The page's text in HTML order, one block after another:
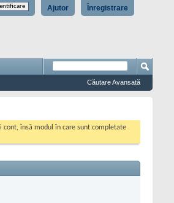
Înregistrare
Ajutor
Căutare Avansată
cont, însă modul în care sunt completate